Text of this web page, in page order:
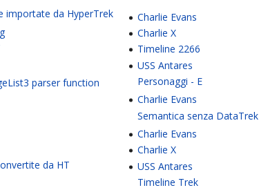
importate da HyperTrek
parser function
da HT
Charlie Evans
Charlie X
Timeline 2266
USS Antares
Personaggi - E
Charlie Evans
Semantica senza DataTrek
Charlie Evans
Charlie X
USS Antares
Timeline Trek